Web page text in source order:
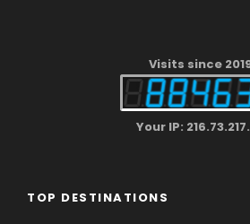
Visits since
Your IP:
TOP DESTINATIONS